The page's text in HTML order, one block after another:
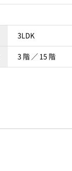
3LDK
3 階 ／ 15 階